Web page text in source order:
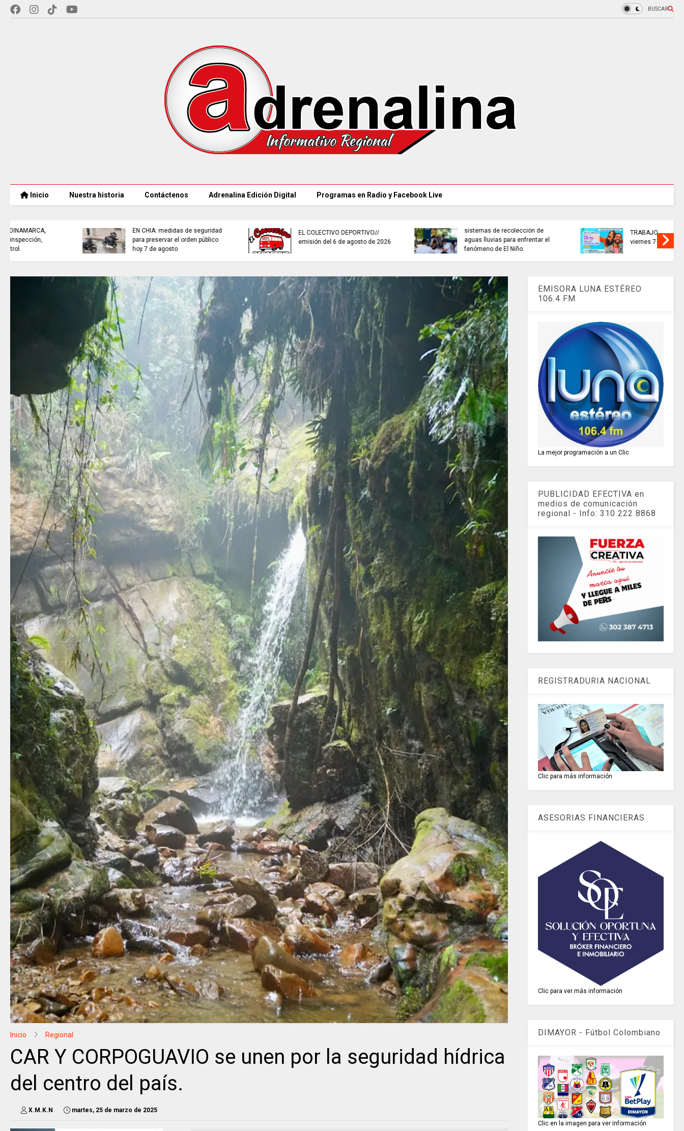
BUSCAR
Inicio Nuestra historia Contáctenos Adrenalina Edición Digital Programas en Radio y Facebook Live
TRABAJO...........................si hay //
viernes 7 de agosto de 2026
ES HORA DE REFLEXIONAR
invitaciones públicas para
fortalecer las economías
culturales y creativas.
CONCURSO NACIONAL de
Escritura premió 40 autores de
historias de paz.
Inicio Regional
CAR Y CORPOGUAVIO se unen por la seguridad hídrica
del centro del país.
X.M.K.N martes, 25 de marzo de 2025
EMISORA LUNA ESTÉREO
106.4 FM
La mejor programación a un Clic
PUBLICIDAD EFECTIVA en
medios de comunicación
regional - Info: 310 222 8868
REGISTRADURIA NACIONAL
Clic para más información
ASESORIAS FINANCIERAS
Clic para ver más información
DIMAYOR - Fútbol Colombiano
Clic en la imagen para ver información